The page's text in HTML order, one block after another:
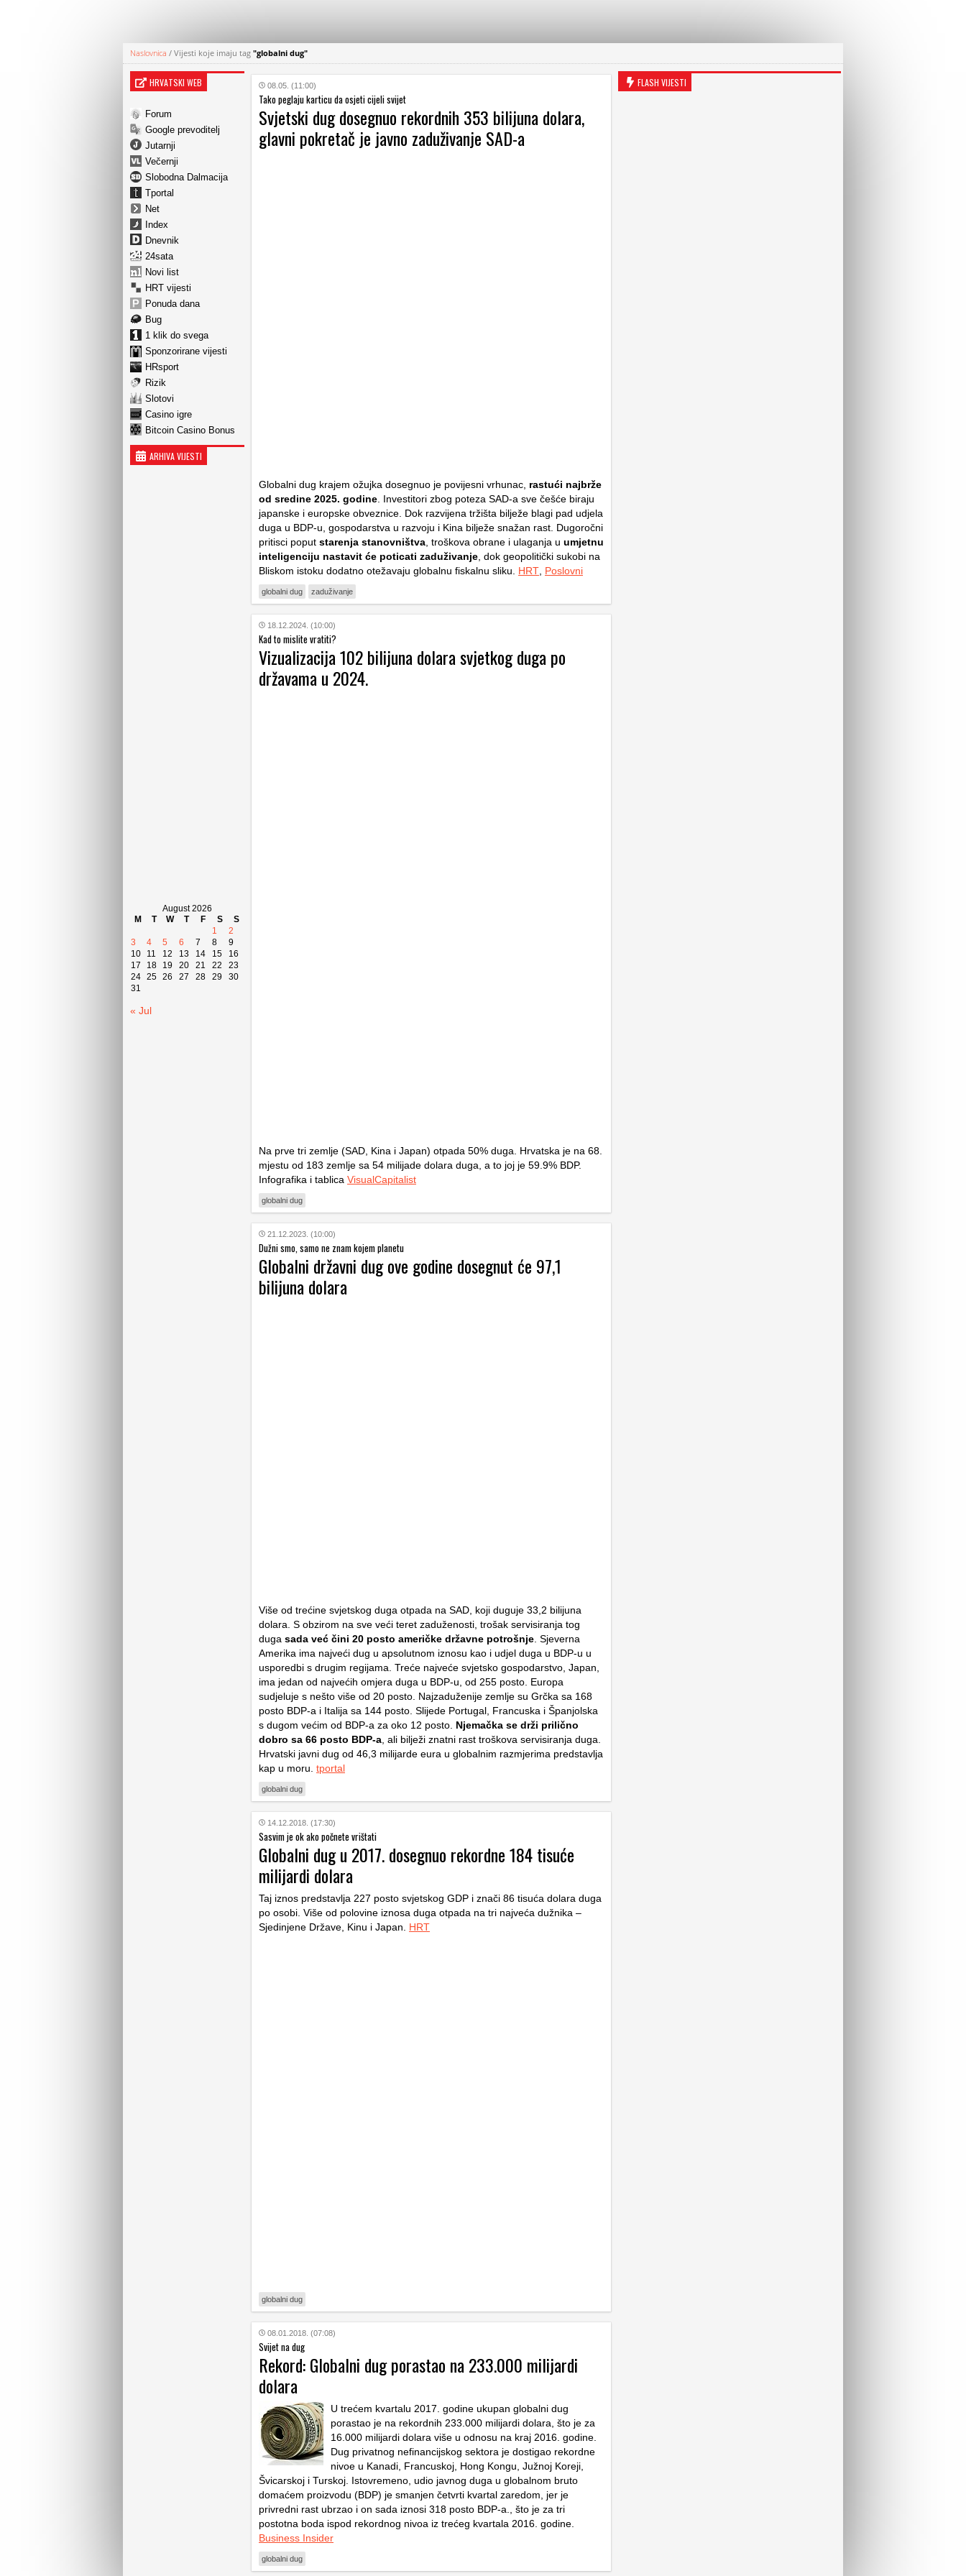
Naslovnica / Vijesti koje imaju tag "globalni dug"
HRVATSKI WEB
Forum
Google prevoditelj
Jutarnji
Večernji
Slobodna Dalmacija
Tportal
Net
Index
Dnevnik
24sata
Novi list
HRT vijesti
Ponuda dana
Bug
1 klik do svega
Sponzorirane vijesti
HRsport
Rizik
Slotovi
Casino igre
Bitcoin Casino Bonus
ARHIVA VIJESTI
August 2026
M
T W T F S
S
1
2
3
4 5 6 7 8
9
10
11 12 13 14 15
16
17
18 19 20 21 22
23
24 25 26 27 28 29
30
31
« Jul
08.05. (11:00)
Tako peglaju karticu da osjeti cijeli svijet
Svjetski dug dosegnuo rekordnih 353 bilijuna dolara,
glavni pokretač je javno zaduživanje SAD-a
Globalni dug krajem ožujka dosegnuo je povijesni vrhunac, rastući najbrže
od sredine 2025. godine . Investitori zbog poteza SAD-a sve češće biraju
japanske i europske obveznice. Dok razvijena tržišta bilježe blagi pad udjela
duga u BDP-u, gospodarstva u razvoju i Kina bilježe snažan rast. Dugoročni
pritisci poput starenja stanovništva , troškova obrane i ulaganja u umjetnu
inteligenciju nastavit će poticati zaduživanje , dok geopolitički sukobi na
Bliskom istoku dodatno otežavaju globalnu fiskalnu sliku. HRT Poslovni
globalni dug zaduživanje
18.12.2024. (10:00)
Kad to mislite vratiti?
Vizualizacija 102 bilijuna dolara svjetkog duga po
državama u 2024.
Na prve tri zemlje (SAD, Kina i Japan) otpada 50% duga. Hrvatska je na 68.
mjestu od 183 zemlje sa 54 milijade dolara duga, a to joj je 59.9% BDP.
Infografika i tablica VisualCapitalist
globalni dug
21.12.2023. (10:00)
Dužni smo, samo ne znam kojem planetu
Globalni državni dug ove godine dosegnut će 97,1
bilijuna dolara
Više od trećine svjetskog duga otpada na SAD, koji duguje 33,2 bilijuna
dolara. S obzirom na sve veći teret zaduženosti, trošak servisiranja tog
duga sada već čini 20 posto američke državne potrošnje . Sjeverna
Amerika ima najveći dug u apsolutnom iznosu kao i udjel duga u BDP-u u
usporedbi s drugim regijama. Treće najveće svjetsko gospodarstvo, Japan,
ima jedan od najvećih omjera duga u BDP-u, od 255 posto. Europa
sudjeluje s nešto više od 20 posto. Najzaduženije zemlje su Grčka sa 168
posto BDP-a i Italija sa 144 posto. Slijede Portugal, Francuska i Španjolska
s dugom većim od BDP-a za oko 12 posto. Njemačka se drži prilično
dobro sa 66 posto BDP-a , ali bilježi znatni rast troškova servisiranja duga.
Hrvatski javni dug od 46,3 milijarde eura u globalnim razmjerima predstavlja
kap u moru. tportal
globalni dug
14.12.2018. (17:30)
Sasvim je ok ako počnete vrištati
Globalni dug u 2017. dosegnuo rekordne 184 tisuće
milijardi dolara
Taj iznos predstavlja 227 posto svjetskog GDP i znači 86 tisuća dolara duga
po osobi. Više od polovine iznosa duga otpada na tri najveća dužnika –
Sjedinjene Države, Kinu i Japan. HRT
globalni dug
08.01.2018. (07:08)
Svijet na dug
Rekord: Globalni dug porastao na 233.000 milijardi
dolara
U trećem kvartalu 2017. godine ukupan globalni dug
porastao je na rekordnih 233.000 milijardi dolara, što je za
16.000 milijardi dolara više u odnosu na kraj 2016. godine.
Dug privatnog nefinancijskog sektora je dostigao rekordne
nivoe u Kanadi, Francuskoj, Hong Kongu, Južnoj Koreji,
Švicarskoj i Turskoj. Istovremeno, udio javnog duga u globalnom bruto
domaćem proizvodu (BDP) je smanjen četvrti kvartal zaredom, jer je
privredni rast ubrzao i on sada iznosi 318 posto BDP-a., što je za tri
postotna boda ispod rekordnog nivoa iz trećeg kvartala 2016. godine.
Business Insider
globalni dug
FLASH VIJESTI